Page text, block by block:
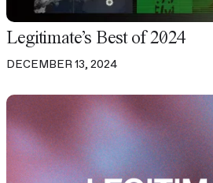
Legitimate's Best of 2024
DECEMBER 13, 2024